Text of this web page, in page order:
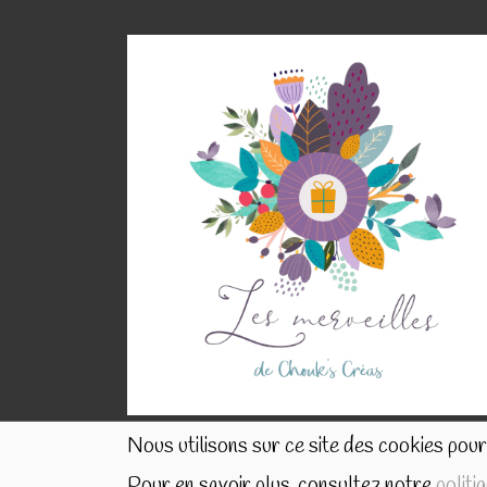
Nous utilisons sur ce site des cookies